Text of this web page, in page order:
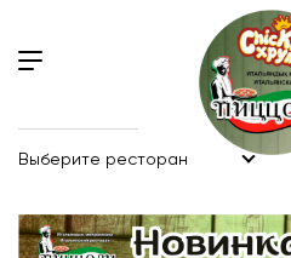
Выберите ресторан